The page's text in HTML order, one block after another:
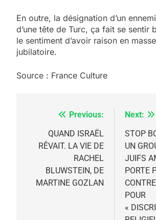
En outre, la désignation d’un
d’une tête de Turc, ça fait se sentir
le sentiment d’avoir raison en
jubilatoire.
Source : France Culture
NavigationPrevious:
QUAND ISRAËL
RÊVAIT. LA VIE DE
RACHEL
BLUWSTEIN, DE
MARTINE GOZLAN
Next:
STOP
UN
JUIFS
PORTE
POUR
«